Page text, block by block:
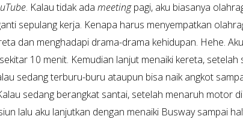
. Kalau tidak adameetingpagi, aku biasanya
sepulang kerja. Kenapa harus menyempatkan
dan menghadapi drama-drama kehidupan. Hehe.
10 menit. Kemudian lanjut menaiki kereta, setelah
sedang terburu-buru ataupun bisa naik angkot
sedang berangkat santai, setelah menaruh motor
lalu aku lanjutkan dengan menaiki Busway sampai